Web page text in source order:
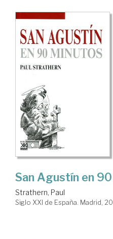
San Agustín en
Strathern, Paul
Siglo XXI de España. Madrid,